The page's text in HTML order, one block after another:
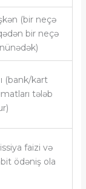
(bir neçə
bir neçə
(bank/kart
tələb
faizi və
ödəniş ola